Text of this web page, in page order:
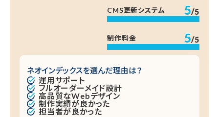
CMS更新システム 5/5
制作料金 5/5
ネオインデックスを選んだ理由は？
運用サポート
フルオーダーメイド設計
高品質なWebデザイン
制作実績が良かった
担当者が良かった